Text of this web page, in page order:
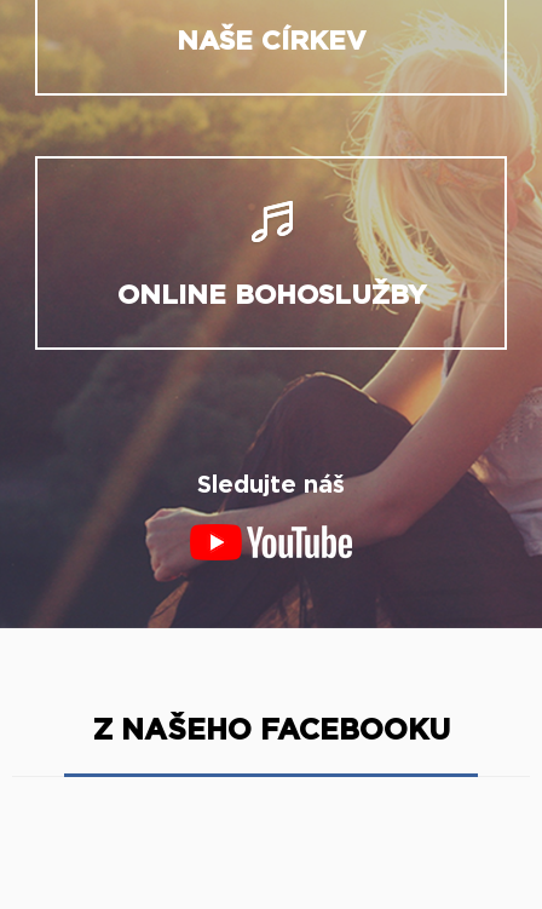
NAŠE CÍRKEV
ONLINE BOHOSLUŽBY
Sledujte náš
Z NAŠEHO FACEBOOKU